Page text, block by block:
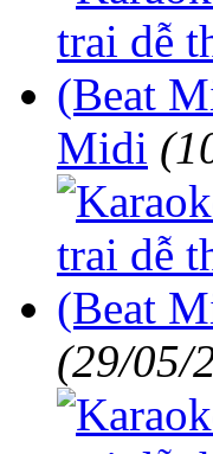
Midi
(29/05/